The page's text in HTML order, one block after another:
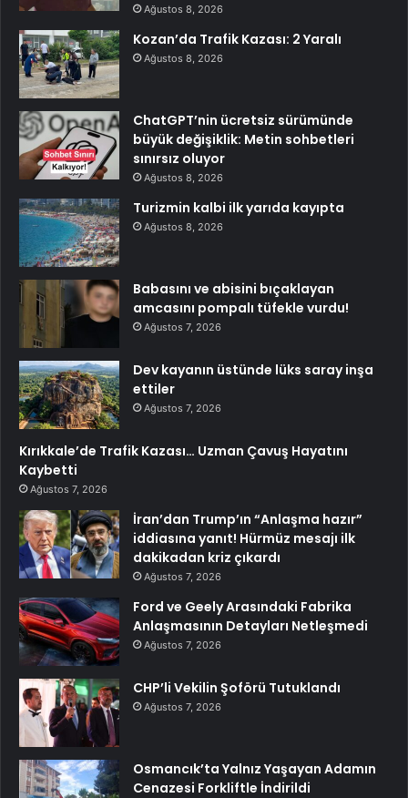
Ağustos 8, 2026
Kozan’da Trafik Kazası: 2 Yaralı
Ağustos 8, 2026
ChatGPT’nin ücretsiz sürümünde
büyük değişiklik: Metin sohbetleri
sınırsız oluyor
Ağustos 8, 2026
Turizmin kalbi ilk yarıda kayıpta
Ağustos 8, 2026
Babasını ve abisini bıçaklayan
amcasını pompalı tüfekle vurdu!
Ağustos 7, 2026
Dev kayanın üstünde lüks saray inşa
ettiler
Ağustos 7, 2026
Kırıkkale’de Trafik Kazası… Uzman Çavuş Hayatını
Kaybetti
Ağustos 7, 2026
İran’dan Trump’ın “Anlaşma hazır”
iddiasına yanıt! Hürmüz mesajı ilk
dakikadan kriz çıkardı
Ağustos 7, 2026
Ford ve Geely Arasındaki Fabrika
Anlaşmasının Detayları Netleşmedi
Ağustos 7, 2026
CHP’li Vekilin Şoförü Tutuklandı
Ağustos 7, 2026
Osmancık’ta Yalnız Yaşayan Adamın
Cenazesi Forkliftle İndirildi